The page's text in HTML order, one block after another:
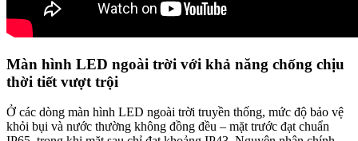
Màn hình LED ngoài trời với khả năng chống chịu
thời tiết vượt trội​
Ở các dòng màn hình LED ngoài trời truyền thống, mức độ bảo vệ
khỏi bụi và nước thường không đồng đều – mặt trước đạt chuẩn